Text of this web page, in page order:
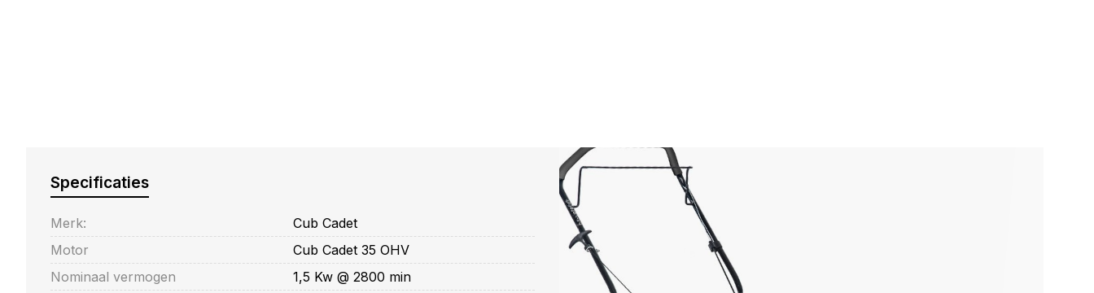
Specificaties
Merk:
Cub Cadet
Motor
Cub Cadet 35 OHV
Nominaal vermogen
1,5 Kw @ 2800 min